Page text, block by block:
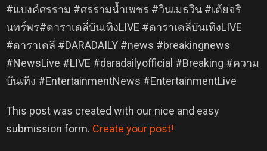
#แบงค์ศรราม #ศรรามน้ำเพชร #วินเมธวิน #เต้ยจริ
นทร์พร#ดาราเดลี่บันเทิงLIVE #ดาราเดลี่บันเทิงLIVE
#ดาราเดลี่ #DARADAILY #news #breakingnews
#NewsLive #LIVE #daradailyofficial #Breaking #ความ
บันเทิง #EntertainmentNews #EntertainmentLive
This post was created with our nice and easy
submission form. Create your post!